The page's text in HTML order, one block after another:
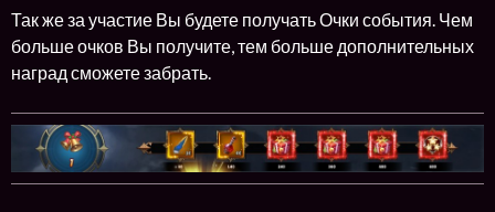
Так же за участие Вы будете получать Очки события. Чем
больше очков Вы получите, тем больше дополнительных
наград сможете забрать.